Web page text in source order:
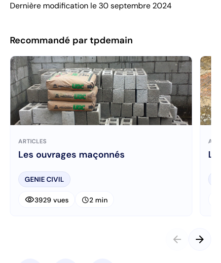
Dernière modification le 30 septembre 2024
Recommandé par tpdemain
ARTICLES
Les ouvrages maçonnés
GENIE CIVIL
visibility3929 vues schedule2 min
arrow_back arrow_forward